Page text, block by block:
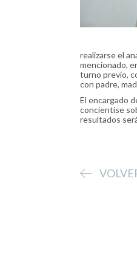
realizarse el
mencionado,
turno previo,
con padre,
El encargado
concientise
resultados